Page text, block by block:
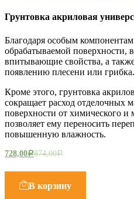
Грунтовка акриловая
Благодаря особым
обрабатываемой поверхности,
впитывающие свойства, а
появлению плесени или грибка.
Кроме этого, грунтовка
сокращает расход отделочных
поверхности от химического и
позволяет ему переносить
повышенную влажность.
728,00Р874,00Р
В корзину